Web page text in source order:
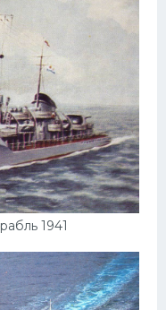
1941